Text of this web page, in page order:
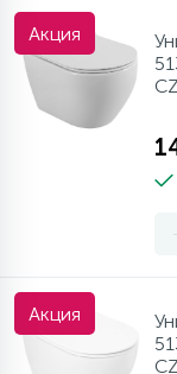
Акция
-
Акция